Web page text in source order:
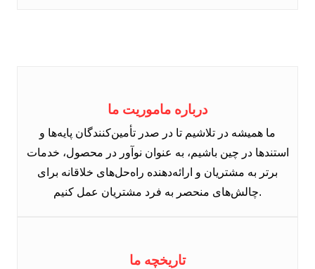
درباره ماموریت ما
ما همیشه در تلاشیم تا در صدر تأمین‌کنندگان پایه‌ها و
استندها در چین باشیم، به عنوان نوآور در محصول، خدمات
برتر به مشتریان و ارائه‌دهنده راه‌حل‌های خلاقانه برای
چالش‌های منحصر به فرد مشتریان عمل کنیم.
تاریخچه ما